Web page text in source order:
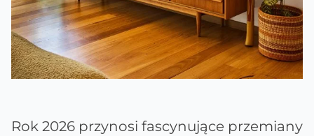
Rok 2026 przynosi fascynujące przemiany